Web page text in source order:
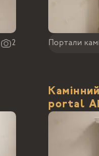
2 Портали
portal